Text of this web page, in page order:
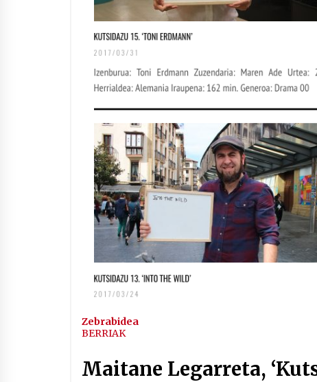
Arrosaren IX. Topaketak –
Mila esker guztioi!
2021/11/11
Segura irratian Arrosaren 20
urteez
2021/07/22
Hala Bedi irratiko Hizpidea
saioan Arrosaren 20 urteez
2021/07/03
Zebrabidea
BERRIAK
Maitane Legarreta,